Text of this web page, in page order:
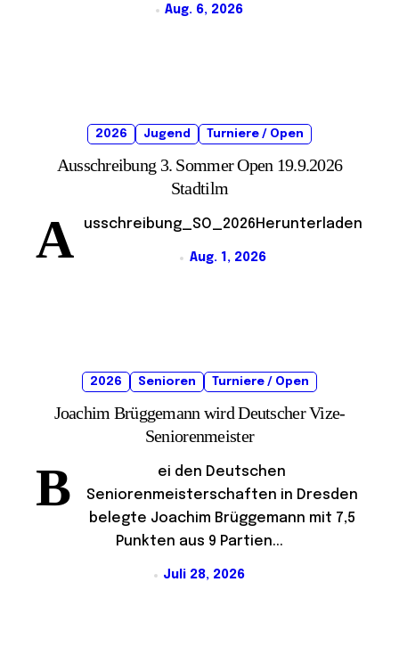
Aug. 6, 2026
2026 Jugend Turniere / Open
Ausschreibung 3. Sommer Open 19.9.2026
Stadtilm
A usschreibung_SO_2026Herunterladen
Aug. 1, 2026
2026 Senioren Turniere / Open
Joachim Brüggemann wird Deutscher Vize-
Seniorenmeister
B
ei den Deutschen
Seniorenmeisterschaften in Dresden
belegte Joachim Brüggemann mit 7,5
Punkten aus 9 Partien...
Juli 28, 2026